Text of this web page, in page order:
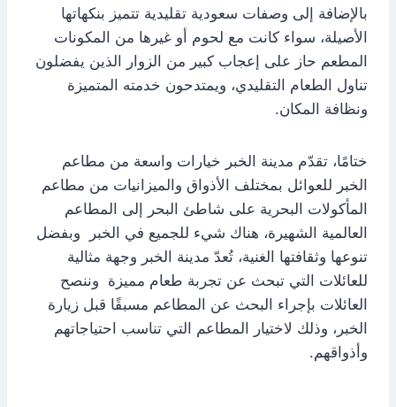
بالإضافة إلى وصفات سعودية تقليدية تتميز بنكهاتها
الأصيلة، سواء كانت مع لحوم أو غيرها من المكونات
المطعم حاز على إعجاب كبير من الزوار الذين يفضلون
تناول الطعام التقليدي، ويمتدحون خدمته المتميزة
ونظافة المكان.
ختامًا، تقدّم مدينة الخبر خيارات واسعة من مطاعم
الخبر للعوائل بمختلف الأذواق والميزانيات من مطاعم
المأكولات البحرية على شاطئ البحر إلى المطاعم
العالمية الشهيرة، هناك شيء للجميع في الخبر وبفضل
تنوعها وثقافتها الغنية، تُعدّ مدينة الخبر وجهة مثالية
للعائلات التي تبحث عن تجربة طعام مميزة وننصح
العائلات بإجراء البحث عن المطاعم مسبقًا قبل زيارة
الخبر، وذلك لاختيار المطاعم التي تناسب احتياجاتهم
وأذواقهم.